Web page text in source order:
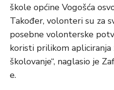
škole općine Vogošća
Također, volonteri su za
posebne volonterske
koristi prilikom
školovanje“, naglasio je
e.